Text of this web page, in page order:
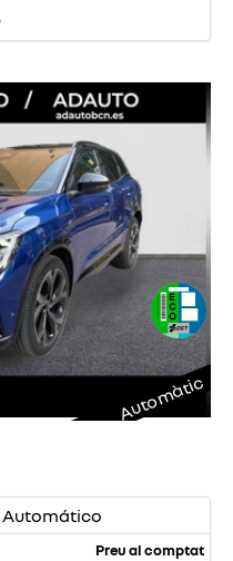
Automàtic
Automático
Preu al comptat